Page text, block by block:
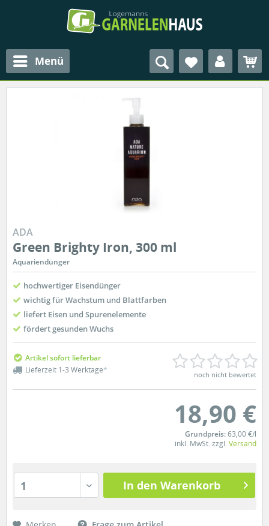
Menü
ADA
Green Brighty Iron, 300 ml
Aquariendünger
hochwertiger Eisendünger
wichtig für Wachstum und Blattfarben
liefert Eisen und Spurenelemente
fördert gesunden Wuchs
Artikel sofort lieferbar
Lieferzeit 1-3 Werktage* noch nicht bewertet
18,90 €
Grundpreis:63,00 €/l
inkl. MwSt. zzgl. Versand
1 In den Warenkorb